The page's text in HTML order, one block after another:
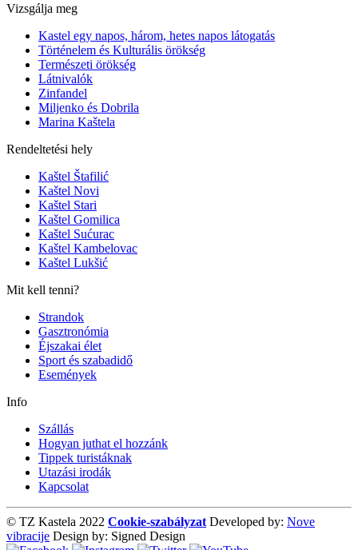
Vizsgálja meg
Kastel egy napos, három, hetes napos látogatás
Történelem és Kulturális örökség
Természeti örökség
Látnivalók
Zinfandel
Miljenko és Dobrila
Marina Kaštela
Rendeltetési hely
Kaštel Štafilić
Kaštel Novi
Kaštel Stari
Kaštel Gomilica
Kaštel Sućurac
Kaštel Kambelovac
Kaštel Lukšić
Mit kell tenni?
Strandok
Gasztronómia
Éjszakai élet
Sport és szabadidő
Események
Info
Szállás
Hogyan juthat el hozzánk
Tippek turistáknak
Utazási irodák
Kapcsolat
© TZ Kastela 2022 Cookie-szabályzat Developed by: Nove
vibracije Design by: Signed Design